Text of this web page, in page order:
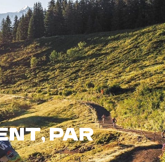
FR
MB à l’année Résultats Contact
PAR